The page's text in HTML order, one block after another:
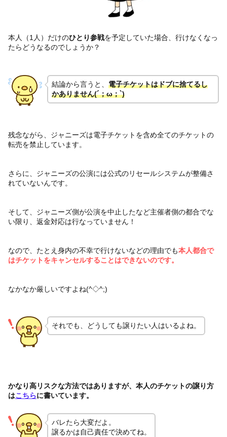
本人（1人）だけのひとり参戦を予定していた場合、行けなくなっ
たらどうなるのでしょうか？
結論から言うと、 電子チケットはドブに捨てるし
かありません(´；ω；`)
残念ながら、ジャニーズは電子チケットを含め全てのチケットの
転売を禁止しています。
さらに、ジャニーズの公演には公式のリセールシステムが整備さ
れていないんです。
そして、ジャニーズ側が公演を中止したなど主催者側の都合でな
い限り、返金対応は行なっていません！
なので、たとえ身内の不幸で行けないなどの理由でも本人都合で
はチケットをキャンセルすることはできないのです。
なかなか厳しいですよね(^◇^;)
それでも、どうしても譲りたい人はいるよね。
かなり高リスクな方法ではありますが、本人のチケットの譲り方
はこちらに書いています。
バレたら大変だよ。
譲るかは自己責任で決めてね。